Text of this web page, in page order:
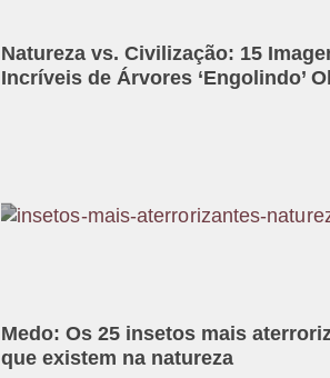
Natureza vs. Civilização: 15
Incríveis de Árvores ‘Engolindo’
Medo: Os 25 insetos mais
que existem na natureza